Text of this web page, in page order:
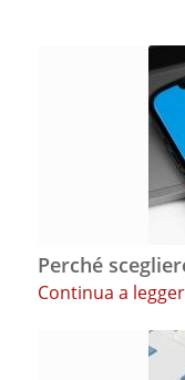
Perché
Continua a